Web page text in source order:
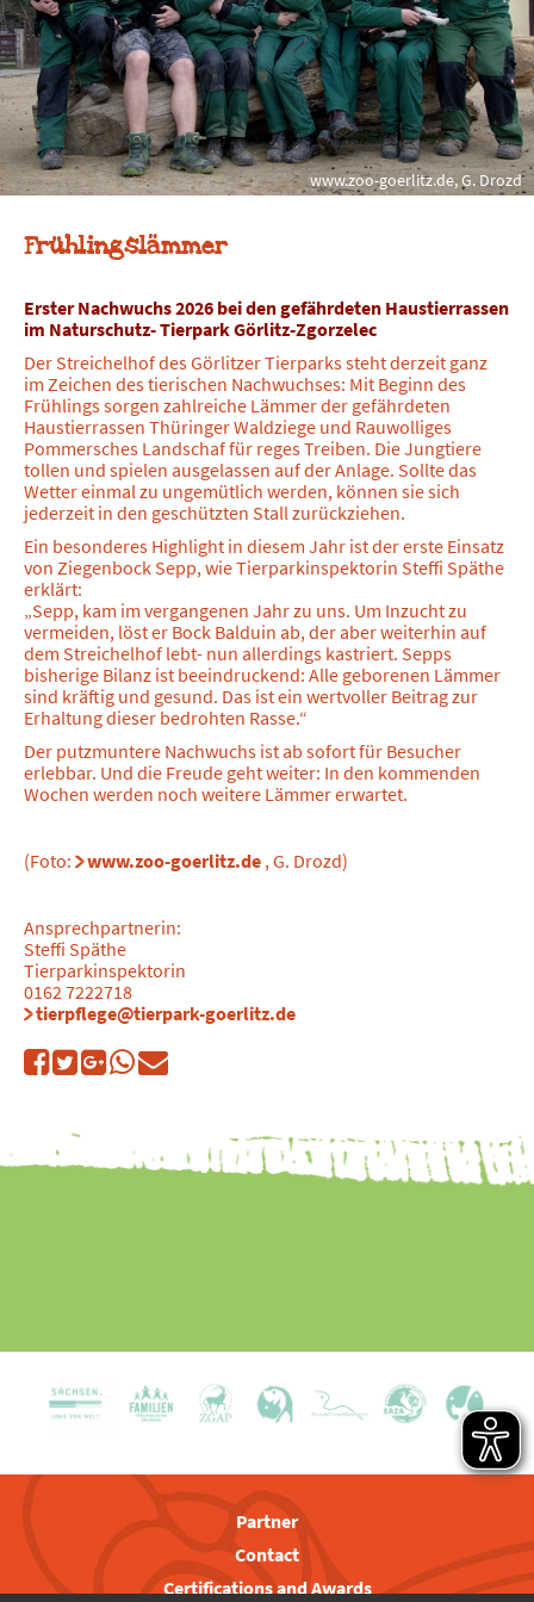
www.zoo-goerlitz.de, G. Drozd
Frühlingslämmer
Erster Nachwuchs 2026 bei den gefährdeten Haustierrassen
im Naturschutz- Tierpark Görlitz-Zgorzelec
Der Streichelhof des Görlitzer Tierparks steht derzeit ganz
im Zeichen des tierischen Nachwuchses: Mit Beginn des
Frühlings sorgen zahlreiche Lämmer der gefährdeten
Haustierrassen Thüringer Waldziege und Rauwolliges
Pommersches Landschaf für reges Treiben. Die Jungtiere
tollen und spielen ausgelassen auf der Anlage. Sollte das
Wetter einmal zu ungemütlich werden, können sie sich
jederzeit in den geschützten Stall zurückziehen.
Ein besonderes Highlight in diesem Jahr ist der erste Einsatz
von Ziegenbock Sepp, wie Tierparkinspektorin Steffi Späthe
erklärt:
„Sepp, kam im vergangenen Jahr zu uns. Um Inzucht zu
vermeiden, löst er Bock Balduin ab, der aber weiterhin auf
dem Streichelhof lebt- nun allerdings kastriert. Sepps
bisherige Bilanz ist beeindruckend: Alle geborenen Lämmer
sind kräftig und gesund. Das ist ein wertvoller Beitrag zur
Erhaltung dieser bedrohten Rasse.“
Der putzmuntere Nachwuchs ist ab sofort für Besucher
erlebbar. Und die Freude geht weiter: In den kommenden
Wochen werden noch weitere Lämmer erwartet.
(Foto: www.zoo-goerlitz.de , G. Drozd)
Ansprechpartnerin:
Steffi Späthe
Tierparkinspektorin
0162 7222718
tierpflege@tierpark-goerlitz.de
Partner
Contact
Certifications and Awards